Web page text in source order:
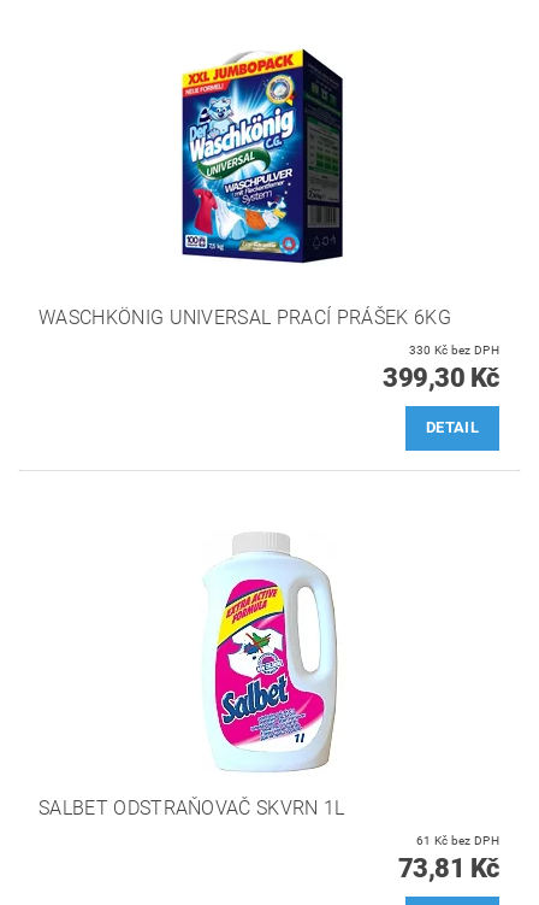
WASCHKÖNIG UNIVERSAL PRACÍ PRÁŠEK 6KG
330 Kč bez DPH
399,30 Kč
DETAIL
SALBET ODSTRAŇOVAČ SKVRN 1L
61 Kč bez DPH
73,81 Kč